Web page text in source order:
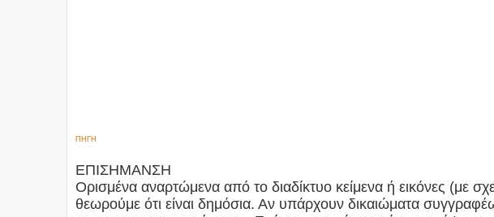
ΠΗΓΗ
ΕΠΙΣΗΜΑΝΣΗ
Ορισμένα αναρτώμενα από το διαδίκτυο κείμενα ή εικόνες (με
θεωρούμε ότι είναι δημόσια. Αν υπάρχουν δικαιώματα